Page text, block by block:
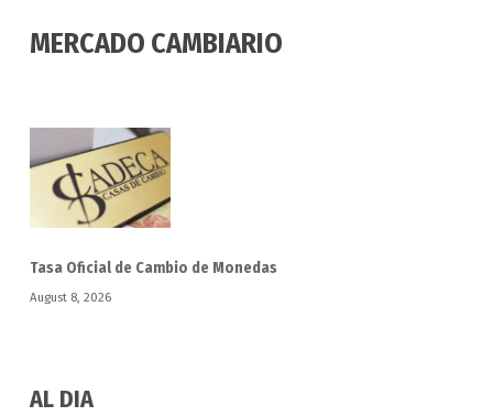
MERCADO CAMBIARIO
Tasa Oficial de Cambio de Monedas
August 8, 2026
AL DIA